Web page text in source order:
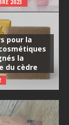
2023
pour la
la
du cèdre